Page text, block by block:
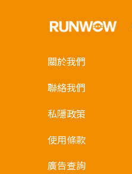
關於我們
聯絡我們
私隱政策
使用條款
廣告查詢